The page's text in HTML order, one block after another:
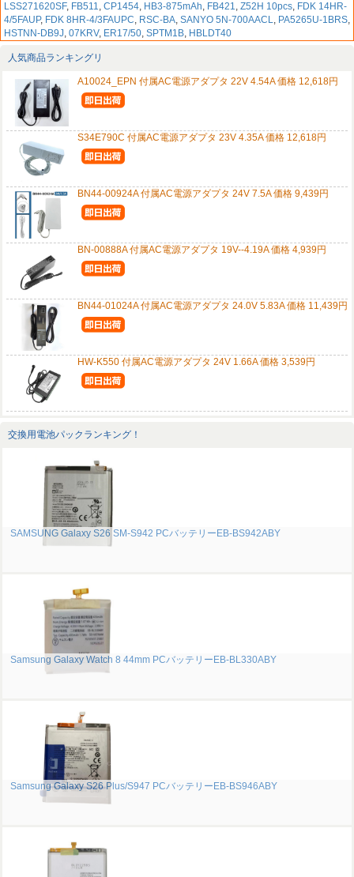
LSS271620SF, FB511, CP1454, HB3-875mAh, FB421, Z52H 10pcs, FDK 14HR-
4/5FAUP, FDK 8HR-4/3FAUPC, RSC-BA, SANYO 5N-700AACL, PA5265U-1BRS,
HSTNN-DB9J, 07KRV, ER17/50, SPTM1B, HBLDT40
人気商品ランキングリ
A10024_EPN 付属AC電源アダプタ 22V 4.54A 価格 12,618円
S34E790C 付属AC電源アダプタ 23V 4.35A 価格 12,618円
BN44-00924A 付属AC電源アダプタ 24V 7.5A 価格 9,439円
BN-00888A 付属AC電源アダプタ 19V--4.19A 価格 4,939円
BN44-01024A 付属AC電源アダプタ 24.0V 5.83A 価格 11,439円
HW-K550 付属AC電源アダプタ 24V 1.66A 価格 3,539円
交換用電池パックランキング！
SAMSUNG Galaxy S26 SM-S942 PCバッテリーEB-BS942ABY
Samsung Galaxy Watch 8 44mm PCバッテリーEB-BL330ABY
Samsung Galaxy S26 Plus/S947 PCバッテリーEB-BS946ABY